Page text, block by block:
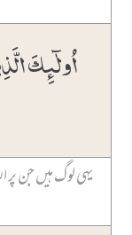
اُولٰٓئِکَ
یہی لوگ ہیں جن پر